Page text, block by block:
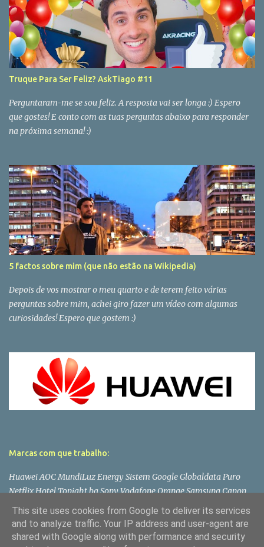
Truque Para Ser Feliz? AskTiago #11
Perguntaram-me se sou feliz. A resposta vai ser longa :) Espero
que gostes! E conto com as tuas perguntas abaixo para responder
na próxima semana! :)
5 factos sobre mim (que não estão na Wikipedia)
Depois de vos mostrar o meu quarto e de terem feito várias
perguntas sobre mim, achei giro fazer um vídeo com algumas
curiosidades! Espero que gostem :)
Marcas com que trabalho:
Huawei AOC MundiLuz Energy Sistem Google Globaldata Puro
Netflix Hotel Tonight bq Sony Vodafone Orange Samsung Canon
Lenovo Panasonic LG Microsoft Asus Philips PlayStation Toshiba
Wiko Dell
This site uses cookies from Google to deliver its services
and to analyze traffic. Your IP address and user-agent are
shared with Google along with performance and security